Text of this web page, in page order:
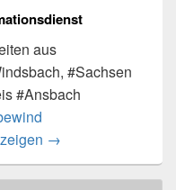
aus
#Sachsen
#Ansbach
→